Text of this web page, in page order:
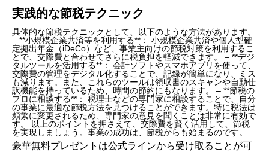
実践的な節税テクニック
具体的な節税テクニックとして、以下のような方法があります。
– **小規模企業共済等を利用する**： 小規模企業共済や個人型確
定拠出年金（iDeCo）など、事業主向けの節税対策を利用するこ
とで、交際費と合わせてさらに税負担を軽減できます。 – **デジ
タルツールを活用する**： 会計ソフトやスマホアプリを使って、
交際費の管理をデジタル化することで、記録が簡単になり、ミス
も減ります。また、これらのツールは領収書のスキャンや自動仕
訳機能を持っているため、時間の節約にもなります。 – **節税の
プロに相談する**： 税理士などの専門家に相談することで、自分
の事業に最適な節税方法を見つけることができます。特に税法は
頻繁に変更されるため、専門家の意見を聞くことは非常に有効で
す。 以上のポイントを押さえて、交際費を賢く活用して、節税
を実現しましょう。事業の成功は、節税からも始まるのです。
豪華無料プレゼントは公式ラインから受け取ることが可